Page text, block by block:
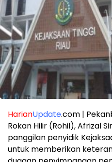
HarianUpdate.com |
Rokan Hilir (Rohil), Afrizal
panggilan penyidik
untuk memberikan